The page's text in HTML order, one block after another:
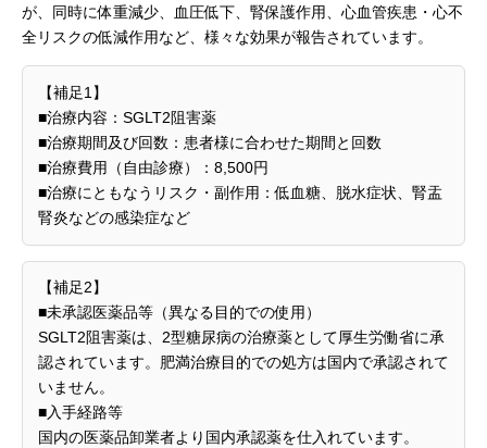
が、同時に体重減少、血圧低下、腎保護作用、心血管疾患・心不
全リスクの低減作用など、様々な効果が報告されています。
【補足1】
■治療内容：SGLT2阻害薬
■治療期間及び回数：患者様に合わせた期間と回数
■治療費用（自由診療）：8,500円
■治療にともなうリスク・副作用：低血糖、脱水症状、腎盂
腎炎などの感染症など
【補足2】
■未承認医薬品等（異なる目的での使用）
SGLT2阻害薬は、2型糖尿病の治療薬として厚生労働省に承
認されています。肥満治療目的での処方は国内で承認されて
いません。
■入手経路等
国内の医薬品卸業者より国内承認薬を仕入れています。